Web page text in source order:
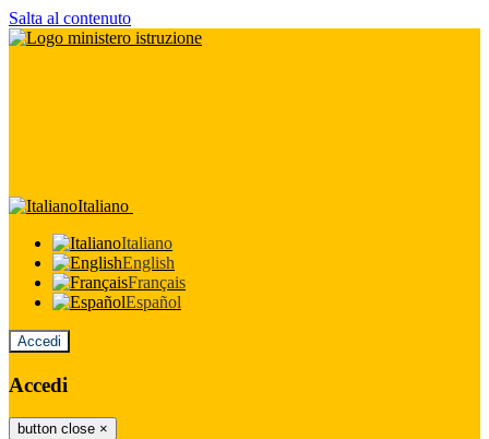
Salta al contenuto
Italiano
Italiano
English
Français
Español
Accedi
Accedi
button close ×